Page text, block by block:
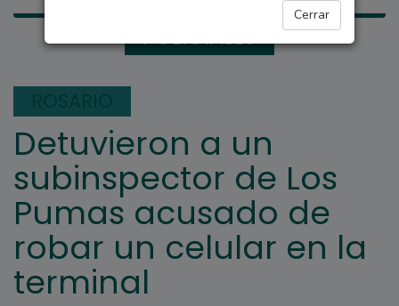
Cerrar
POLICIALES
Detuvieron a un
subinspector de Los
Pumas acusado de
robar un celular en la
terminal